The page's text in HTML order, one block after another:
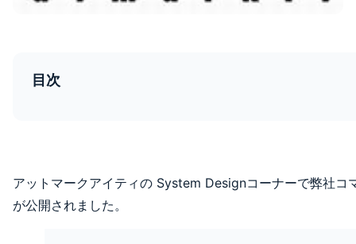
アットマークアイティの System Designコーナーで弊社コ
が公開されました。
目次